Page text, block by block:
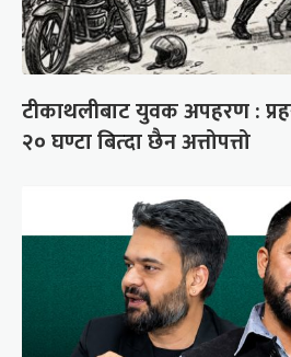
टीकाथलीबाट युवक अपहरण :
२० घण्टा बित्दा छैन अत्तोपत्तो